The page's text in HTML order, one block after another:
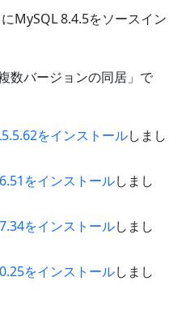
MySQL 8.4.5をソースイン
数バージョンの同居」で
をインストールしまし
をインストールしまし
をインストールしまし
をインストールしまし